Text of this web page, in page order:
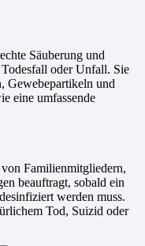
Säuberung und
oder Unfall. Sie
Gewebepartikeln und
eine umfassende
Familienmitgliedern,
beauftragt, sobald ein
werden muss.
Tod, Suizid oder